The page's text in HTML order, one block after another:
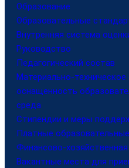
Образование
Образовательные
Внутренняя система
Руководство
Педагогический состав
Материально-техническое
оснащенность
среда
Стипендии и меры
Платные образовательные
Финансово-
Вакантные места для